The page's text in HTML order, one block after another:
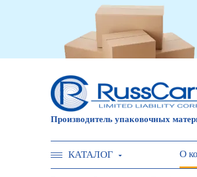
Производитель упаковочных
КАТАЛОГ О